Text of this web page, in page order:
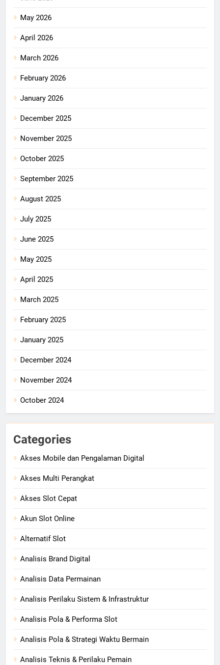
May 2026
April 2026
March 2026
February 2026
January 2026
December 2025
November 2025
October 2025
September 2025
August 2025
July 2025
June 2025
May 2025
April 2025
March 2025
February 2025
January 2025
December 2024
November 2024
October 2024
Categories
Akses Mobile dan Pengalaman Digital
Akses Multi Perangkat
Akses Slot Cepat
Akun Slot Online
Alternatif Slot
Analisis Brand Digital
Analisis Data Permainan
Analisis Perilaku Sistem & Infrastruktur
Analisis Pola & Performa Slot
Analisis Pola & Strategi Waktu Bermain
Analisis Teknis & Perilaku Pemain